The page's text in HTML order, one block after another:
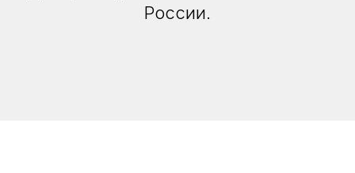
России.